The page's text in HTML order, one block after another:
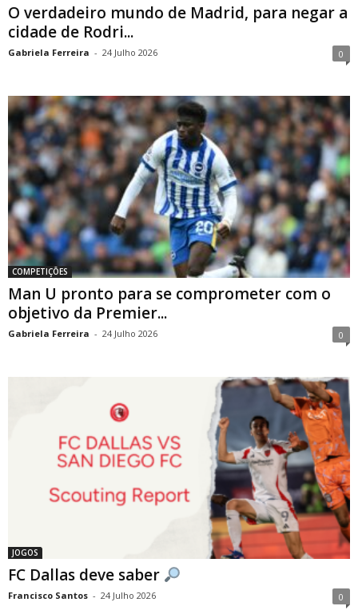
O verdadeiro mundo de Madrid, para negar a
cidade de Rodri...
Gabriela Ferreira - 24 Julho 2026 0
COMPETIÇÕES
Man U pronto para se comprometer com o
objetivo da Premier...
Gabriela Ferreira - 24 Julho 2026 0
JOGOS
FC Dallas deve saber
Francisco Santos - 24 Julho 2026 0